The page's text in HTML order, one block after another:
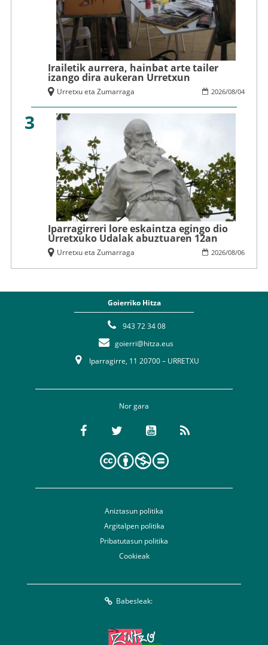
Irailetik aurrera, hainbat arte tailer
izango dira aukeran Urretxun
2026/08/04
Urretxu eta Zumarraga
3
Iparragirreri lore eskaintza egingo dio
Urretxuko Udalak abuztuaren 12an
2026/08/06
Urretxu eta Zumarraga
Goierriko Hitza
943 72 34 08
goierri@hitza.eus
Iparragirre, 11 20700 – URRETXU
Nor gara
Aniztasun politika
Argitalpen politika
Pribatutasun politika
Cookieak
Babesleak: